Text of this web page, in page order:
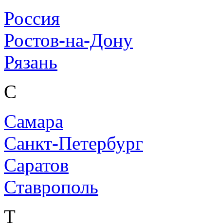
Россия
Ростов-на-Дону
Рязань
С
Самара
Санкт-Петербург
Саратов
Ставрополь
Т